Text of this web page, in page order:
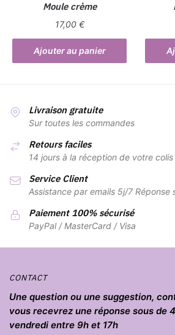
Moule crème
17,00 €
Ajouter au panier
Livraison gratuite
Sur toutes les commandes
Retours faciles
14 jours à la réception de votre
Service Client
Assistance par emails 5j/7 Réponse
Paiement 100% sécurisé
PayPal / MasterCard / Visa
CONTACT
Une question ou une suggestion,
vous recevrez une réponse sous de
vendredi entre 9h et 17h